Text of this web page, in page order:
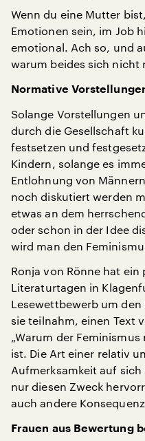
Wenn du eine Mutter
Emotionen sein, im Job
emotional. Ach so, und
warum beides sich nicht
Normative
Solange Vorstellungen
durch die Gesellschaft
festsetzen und
Kindern, solange es
Entlohnung von
noch diskutiert werden
etwas an dem
oder schon in der Idee
wird man den
Ronja von Rönne hat ein
Literaturtagen in
Lesewettbewerb um
sie teilnahm, einen Text
„Warum der
ist. Die Art einer relativ
Aufmerksamkeit auf
nur diesen Zweck
auch andere
Frauen aus Bewertung